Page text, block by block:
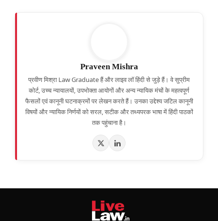
Praveen Mishra
प्रवीण मिश्रा Law Graduate हैं और लाइव लॉ हिंदी से जुड़े हैं। वे सुप्रीम
कोर्ट, उच्च न्यायालयों, उपभोक्ता आयोगों और अन्य न्यायिक मंचों के महत्वपूर्ण
फैसलों एवं कानूनी घटनाक्रमों पर लेखन करते हैं। उनका उद्देश्य जटिल कानूनी
विषयों और न्यायिक निर्णयों को सरल, सटीक और तथ्यपरक भाषा में हिंदी पाठकों
तक पहुंचाना है।